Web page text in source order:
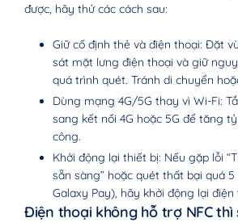
được, hãy thử các cách sau:
Giữ cố định thẻ và điện thoại: Đặt
sát mặt lưng điện thoại và giữ
quá trình quét. Tránh di chuyển
Dùng mạng 4G/5G thay vì Wi-Fi:
sang kết nối 4G hoặc 5G để tăng
công.
Khởi động lại thiết bị: Nếu gặp lỗi
sẵn sàng” hoặc quét thất bại quá
Galaxy Pay), hãy khởi động lại
Điện thoại không hỗ trợ NFC thì